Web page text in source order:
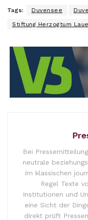
Tags: Duvensee
Stiftung Herzogtum
Bei
neutrale
im klassischen
Regel Texte
Institutionen und
eine Sicht der
direkt prüft